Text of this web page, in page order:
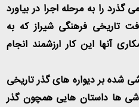
را به مرحله اجرا در بیاورد
تاریخی فرهنگی شیراز که به
آنها این کار ارزشمند انجام
بر دیواره های گذر تاریخی
ها داستان هایی همچون گذر